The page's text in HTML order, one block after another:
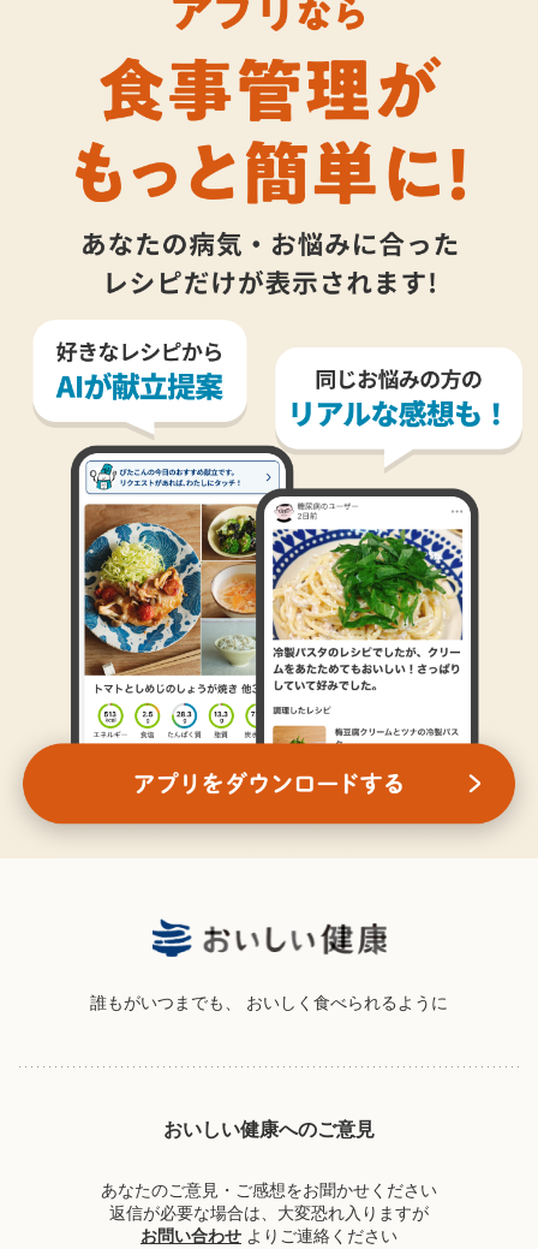
誰もがいつまでも、 おいしく食べられるように
おいしい健康へのご意見
あなたのご意見・ご感想をお聞かせください
返信が必要な場合は、大変恐れ入りますが
お問い合わせ よりご連絡ください